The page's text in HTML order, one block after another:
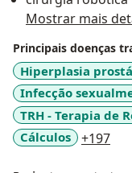
Mostrar mais
Principais doenças
Hiperplasia
Infecção
TRH - Terapia de
Cálculos
+197